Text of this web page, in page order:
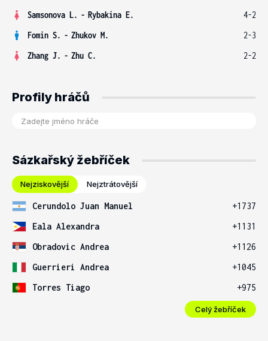
Samsonova L. - Rybakina E.
4-2
Fomin S. - Zhukov M.
2-3
Zhang J. - Zhu C. 2-2
Profily hráčů
Sázkařský žebříček
Nejziskovější Nejztrátovější
Cerundolo Juan Manuel
+1737
Eala Alexandra
+1131
Obradovic Andrea
+1126
Guerrieri Andrea
+1045
Torres Tiago
+975
Celý žebříček